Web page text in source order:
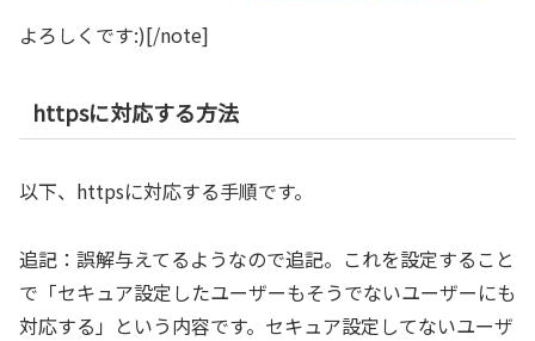
よろしくです:)[/note]
httpsに対応する方法
以下、httpsに対応する手順です。
追記：誤解与えてるようなので追記。これを設定すること
で「セキュア設定したユーザーもそうでないユーザーにも
対応する」という内容です。セキュア設定してないユーザ